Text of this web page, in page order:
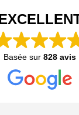
Basée sur 828 avis